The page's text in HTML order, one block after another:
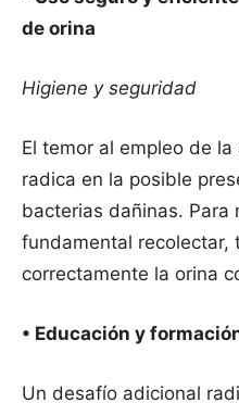
de orina
Higiene y seguridad
El temor al empleo de
radica en la posible
bacterias dañinas. Para
fundamental recolectar,
correctamente la orina
• Educación y
Un desafío adicional